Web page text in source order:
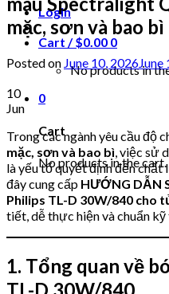
Login
Cart /$0.00 0
No products in
0
Cart
No products in the cart.
mặc, sơn và bao bì
Posted on June 10, 2026June
10
Jun
Trong các ngành yêu cầu độ
mặc, sơn và bao bì, việc sử
là yếu tố quyết định đến
đây cung cấp HƯỚNG DẪN
Philips TL-D 30W/840 cho
tiết, dễ thực hiện và chuẩn kỹ
1. Tổng quan về